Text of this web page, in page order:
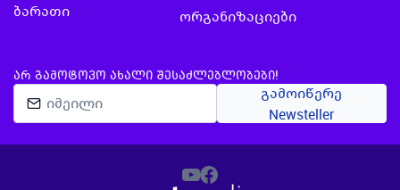
ბარათი
ორგანიზაციები
ᲐᲠ ᲒᲐᲛᲝᲢᲝᲕᲝ ᲐᲮᲐᲚᲘ ᲨᲔᲡᲐᲫᲚᲔᲑᲚᲝᲑᲔᲑᲘ!
გამოიწერე
Newsteller